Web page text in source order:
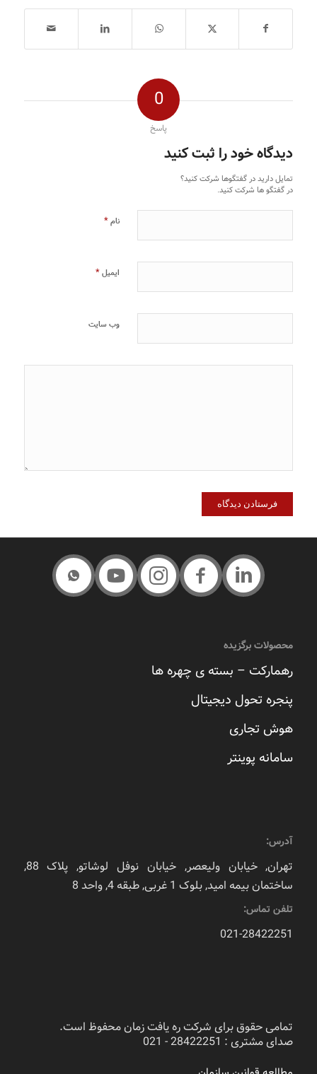
0
پاسخ
دیدگاه خود را ثبت کنید
تمایل دارید در گفتگوها شرکت کنید؟
در گفتگو ها شرکت کنید.
نام*
ایمیل*
وب‌ سایت
محصولات برگزیده
رهمارکت – بسته ی چهره ها
پنجره تحول دیجیتال
هوش تجاری
سامانه پوینتر
آدرس:
تهران, خیابان ولیعصر, خیابان نوفل لوشاتو, پلاک 88,
ساختمان بیمه امید, بلوک 1 غربی, طبقه 4, واحد 8
تلفن تماس:
021-28422251
تمامی حقوق برای شرکت ره یافت زمان محفوظ است.
صدای مشتری : 28422251 - 021